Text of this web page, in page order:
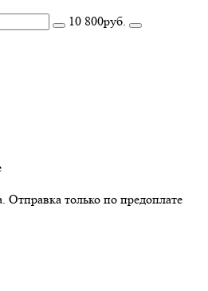
10 800руб.
Отправка только по предоплате